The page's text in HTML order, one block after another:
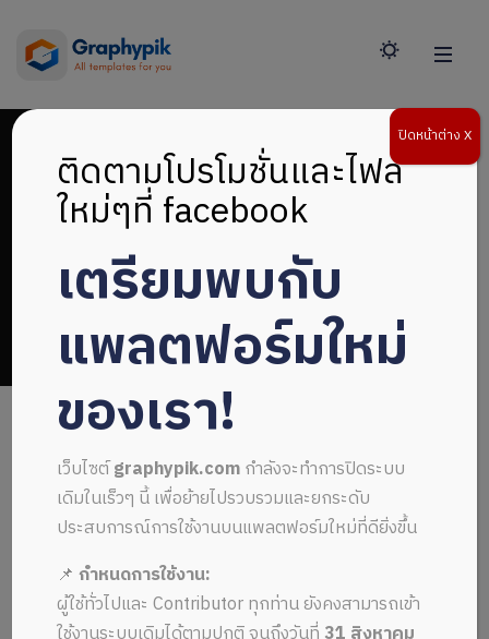
โหลดแม่แบบหน้าปก
ALL MUSIC FROM โหลดแม่แบบหน้าปก
ติดตามโปรโมชั่นและไฟล์
ใหม่ๆที่ facebook
เตรียมพบกับ
แพลตฟอร์มใหม่
ของเรา!
เว็บไซต์graphypik.comกำลังจะทำการปิดระบบ
เดิมในเร็วๆ นี้ เพื่อย้ายไปรวบรวมและยกระดับ
ประสบการณ์การใช้งานบนแพลตฟอร์มใหม่ที่ดียิ่งขึ้น
📌กำหนดการใช้งาน:
ผู้ใช้ทั่วไปและ Contributor ทุกท่าน ยังคงสามารถเข้า
ปิดหน้าต่าง X